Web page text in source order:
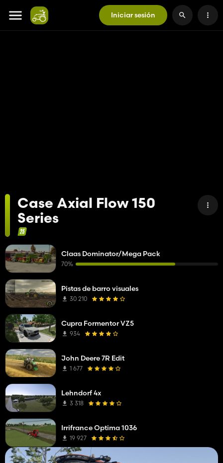
Iniciar sesión
Case Axial Flow 150
Series
Claas Dominator/Mega Pack
70%
Pistas de barro visuales
30 210
Cupra Formentor VZ5
934
John Deere 7R Edit
1 677
Lehndorf 4x
3 318
Irrifrance Optima 1036
19 927